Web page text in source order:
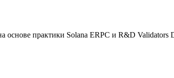
основе практики Solana ERPC и R&D Validators